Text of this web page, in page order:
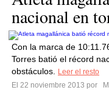
nacional en
Con la marca de
Torres batió el récord
obstáculos.
Leer el resto
El 22 noviembre 2013 por